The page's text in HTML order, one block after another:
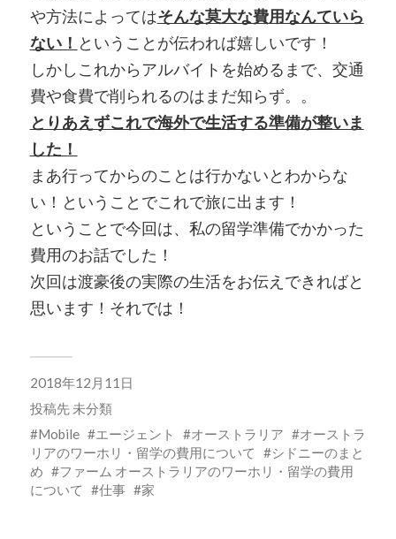
や方法によってはそんな莫大な費用なんていら
ない！ ということが伝われば嬉しいです！
しかしこれからアルバイトを始めるまで、交通
費や食費で削られるのはまだ知らず。。
とりあえずこれで海外で生活する準備が整いま
した！
まあ行ってからのことは行かないとわからな
い！ということでこれで旅に出ます！
ということで今回は、私の留学準備でかかった
費用のお話でした！
次回は渡豪後の実際の生活をお伝えできればと
思います！それでは！
2018年12月11日
投稿先 未分類
Mobile
エージェント オーストラリア
オーストラ
リアのワーホリ・留学の費用について
シドニーのまと
め
ファーム オーストラリアのワーホリ・留学の費用
について
仕事 家